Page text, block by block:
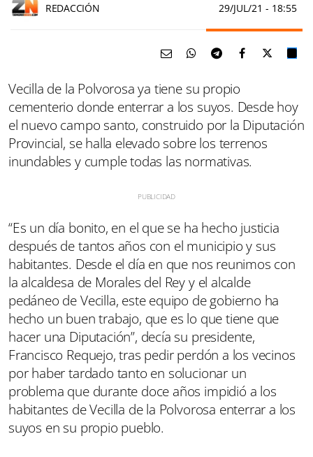
REDACCIÓN 29/JUL/21 - 18:55
Vecilla de la Polvorosa ya tiene su propio
cementerio donde enterrar a los suyos. Desde hoy
el nuevo campo santo, construido por la Diputación
Provincial, se halla elevado sobre los terrenos
inundables y cumple todas las normativas.
“Es un día bonito, en el que se ha hecho justicia
después de tantos años con el municipio y sus
habitantes. Desde el día en que nos reunimos con
la alcaldesa de Morales del Rey y el alcalde
pedáneo de Vecilla, este equipo de gobierno ha
hecho un buen trabajo, que es lo que tiene que
hacer una Diputación”, decía su presidente,
Francisco Requejo, tras pedir perdón a los vecinos
por haber tardado tanto en solucionar un
problema que durante doce años impidió a los
habitantes de Vecilla de la Polvorosa enterrar a los
suyos en su propio pueblo.